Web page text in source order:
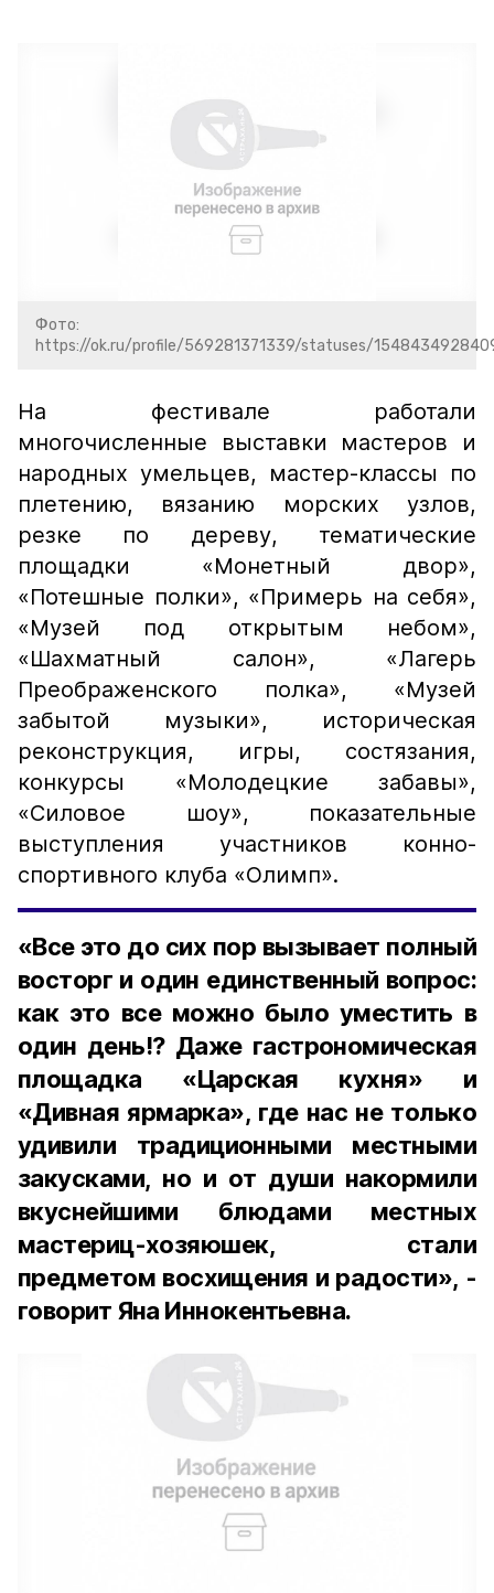
Фото:
https://ok.ru/profile/569281371339/statuses/
На фестивале работали
многочисленные выставки мастеров и
народных умельцев, мастер-классы по
плетению, вязанию морских узлов,
резке по дереву, тематические
площадки «Монетный двор»,
«Потешные полки», «Примерь на себя»,
«Музей под открытым небом»,
«Шахматный салон», «Лагерь
Преображенского полка», «Музей
забытой музыки», историческая
реконструкция, игры, состязания,
конкурсы «Молодецкие забавы»,
«Силовое шоу», показательные
выступления участников конно-
спортивного клуба «Олимп».
«Все это до сих пор вызывает полный
восторг и один единственный вопрос:
как это все можно было уместить в
один день!? Даже гастрономическая
площадка «Царская кухня» и
«Дивная ярмарка», где нас не только
удивили традиционными местными
закусками, но и от души накормили
вкуснейшими блюдами местных
мастериц-хозяюшек, стали
предметом восхищения и радости», -
говорит Яна Иннокентьевна.